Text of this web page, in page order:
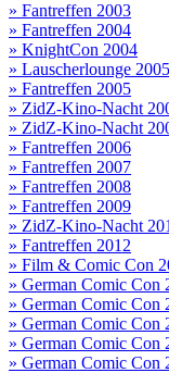
» Fantreffen 2003
» Fantreffen 2004
» KnightCon 2004
» Lauscherlounge 2005
» Fantreffen 2005
» ZidZ-Kino-Nacht
» ZidZ-Kino-Nacht
» Fantreffen 2006
» Fantreffen 2007
» Fantreffen 2008
» Fantreffen 2009
» ZidZ-Kino-Nacht
» Fantreffen 2012
» Film & Comic Con
» German Comic Con
» German Comic Con
» German Comic Con
» German Comic Con
» German Comic Con